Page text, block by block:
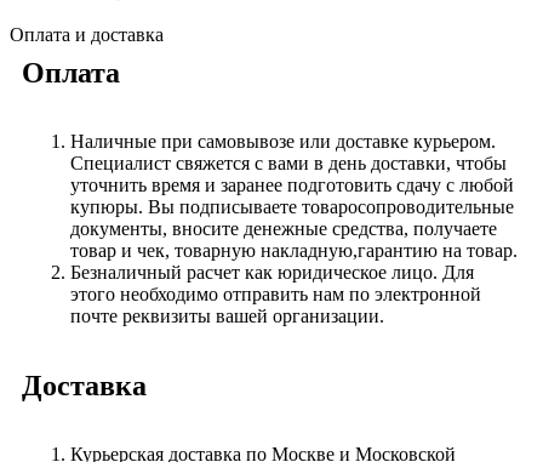
Оплата и доставка
Оплата
Наличные при самовывозе или доставке курьером.
Специалист свяжется с вами в день доставки, чтобы
уточнить время и заранее подготовить сдачу с любой
купюры. Вы подписываете товаросопроводительные
документы, вносите денежные средства, получаете
товар и чек, товарную накладную,гарантию на товар.
Безналичный расчет как юридическое лицо. Для
этого необходимо отправить нам по электронной
почте реквизиты вашей организации.
Доставка
Курьерская доставка по Москве и Московской